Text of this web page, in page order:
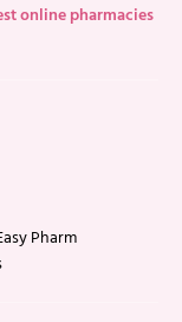
online pharmacies
Pharm